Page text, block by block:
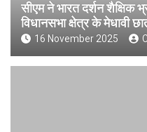
सीएम ने भारत दर्शन शैक्षिक
विधानसभा क्षेत्र के मेधावी
16 November 2025